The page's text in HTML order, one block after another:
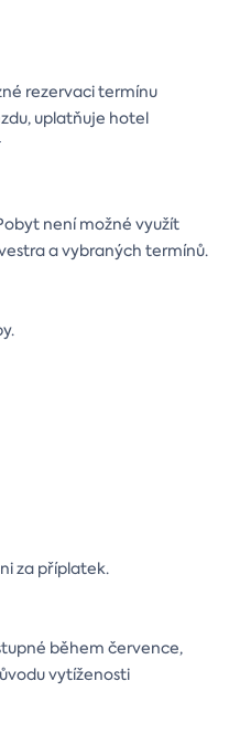
rezervaci termínu
uplatňuje hotel
není možné využít
a vybraných termínů.
za příplatek.
během července,
vytíženosti